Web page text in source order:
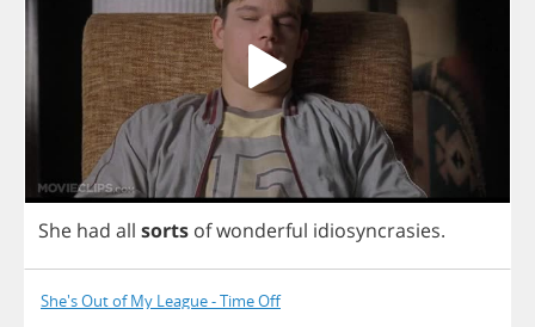
She had all sorts ofwonderful idiosyncrasies.
She's Out of My League - Time Off